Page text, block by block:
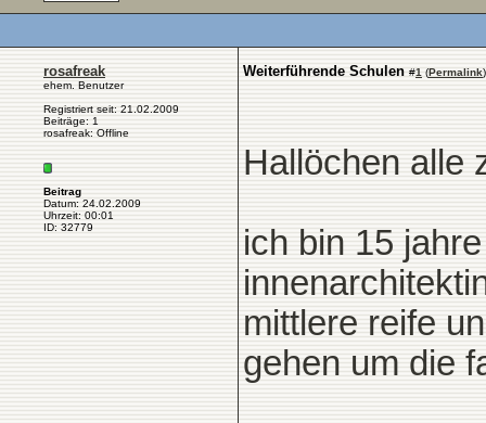
rosafreak
ehem. Benutzer
Registriert seit: 21.02.2009
Beiträge: 1
rosafreak: Offline
Beitrag
Datum: 24.02.2009
Uhrzeit: 00:01
ID: 32779
Weiterführende Schulen #1 (Permalink)
Hallöchen alle
ich bin 15
mittlere reife
gehen um die